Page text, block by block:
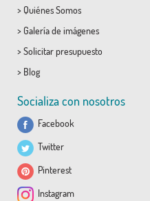
> Quiénes Somos
> Galería de imágenes
> Solicitar presupuesto
> Blog
Socializa con nosotros
Facebook
Twitter
Pinterest
Instagram